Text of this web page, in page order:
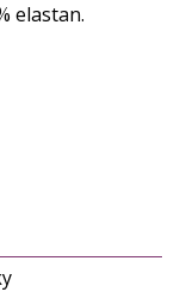
elastan.